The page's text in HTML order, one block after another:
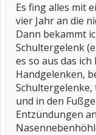
Es fing alles mit
vier Jahr an die
Dann bekammt
Schultergelenk
es so aus das
Handgelenken,
und in den
Entzündungen